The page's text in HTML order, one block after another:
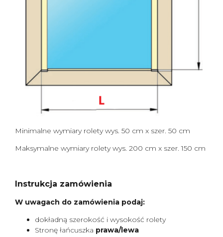
Minimalne wymiary rolety wys. 50 cm x szer. 50 cm
Maksymalne wymiary rolety wys. 200 cm x szer. 150 cm
Instrukcja zamówienia
W uwagach do zamówienia podaj:
dokładną szerokość i wysokość rolety
Stronę łańcuszka prawa/lewa